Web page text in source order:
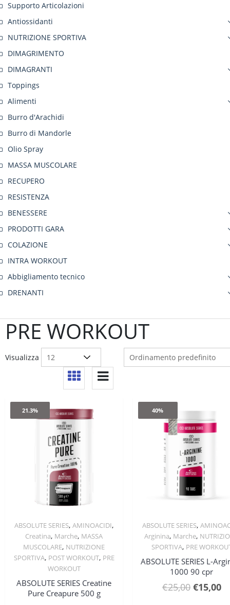
PRE WORKOUT
Visualizza
21.3%
Quick View
ABSOLUTE SERIES,AMINOACIDI,
Creatina, Marche, MASSA
MUSCOLARE, NUTRIZIONE
SPORTIVA, POST WORKOUT, PRE
WORKOUT
ABSOLUTE SERIES Creatine
Pure Creapure 500 g
40%
Quick View
ABSOLUTE SERIES,
Arginina, Marche,
SPORTIVA, PRE
ABSOLUTE SERIES L-
1000 90 cpr
€25,00 Il
€15,00Il
Supporto Articolazioni
Antiossidanti
NUTRIZIONE SPORTIVA
DIMAGRIMENTO
DIMAGRANTI
Toppings
Alimenti
Burro d'Arachidi
Burro di Mandorle
Olio Spray
MASSA MUSCOLARE
RECUPERO
RESISTENZA
BENESSERE
PRODOTTI GARA
COLAZIONE
INTRA WORKOUT
Abbigliamento tecnico
DRENANTI